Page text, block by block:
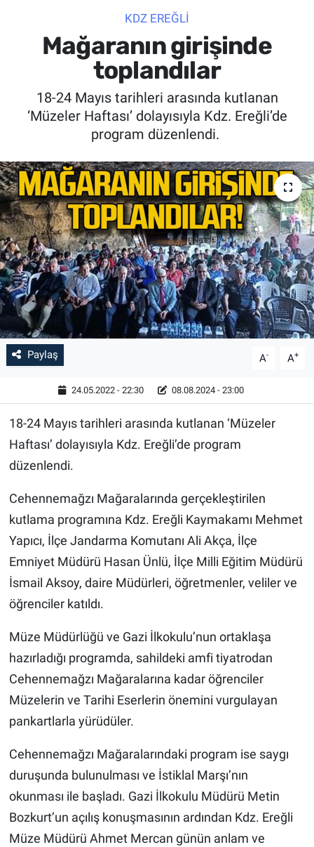
KDZ EREĞLİ
Mağaranın girişinde
toplandılar
18-24 Mayıs tarihleri arasında kutlanan
‘Müzeler Haftası’ dolayısıyla Kdz. Ereğli’de
program düzenlendi.
Paylaş A- A+
24.05.2022 - 22:30 08.08.2024 - 23:00
18-24 Mayıs tarihleri arasında kutlanan ‘Müzeler
Haftası’ dolayısıyla Kdz. Ereğli’de program
düzenlendi.
Cehennemağzı Mağaralarında gerçekleştirilen
kutlama programına Kdz. Ereğli Kaymakamı Mehmet
Yapıcı, İlçe Jandarma Komutanı Ali Akça, İlçe
Emniyet Müdürü Hasan Ünlü, İlçe Milli Eğitim Müdürü
İsmail Aksoy, daire Müdürleri, öğretmenler, veliler ve
öğrenciler katıldı.
Müze Müdürlüğü ve Gazi İlkokulu’nun ortaklaşa
hazırladığı programda, sahildeki amfi tiyatrodan
Cehennemağzı Mağaralarına kadar öğrenciler
Müzelerin ve Tarihi Eserlerin önemini vurgulayan
pankartlarla yürüdüler.
Cehennemağzı Mağaralarındaki program ise saygı
duruşunda bulunulması ve İstiklal Marşı’nın
okunması ile başladı. Gazi İlkokulu Müdürü Metin
Bozkurt’un açılış konuşmasının ardından Kdz. Ereğli
Müze Müdürü Ahmet Mercan günün anlam ve
SAĞLIK